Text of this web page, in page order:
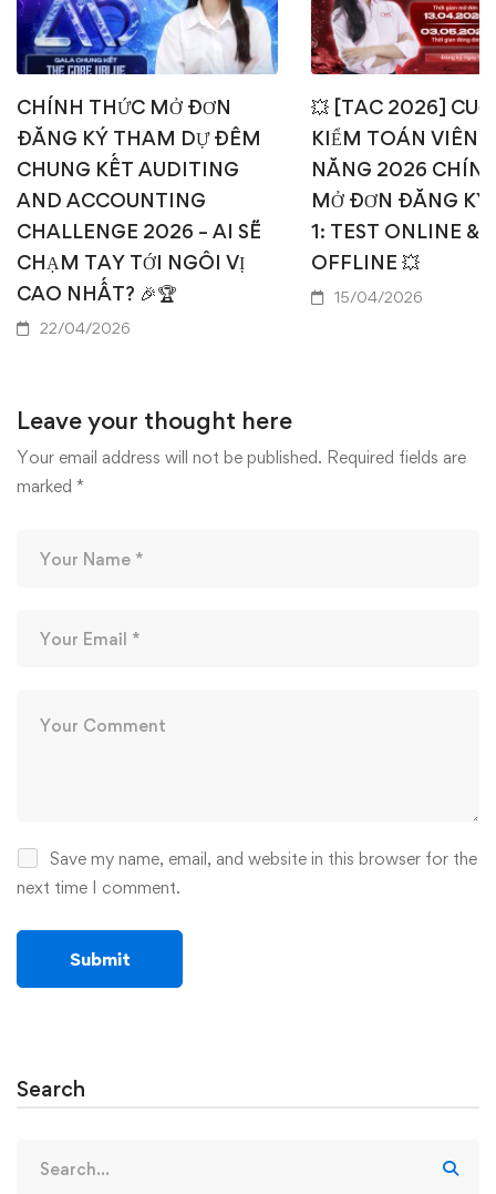
CHÍNH THỨC MỞ ĐƠN
ĐĂNG KÝ THAM DỰ ĐÊM
CHUNG KẾT AUDITING
AND ACCOUNTING
CHALLENGE 2026 – AI SẼ
CHẠM TAY TỚI NGÔI VỊ
CAO NHẤT? 🎉🏆
22/04/2026
💥 [TAC 2026]
KIỂM TOÁN VIÊN
NĂNG 2026
MỞ ĐƠN ĐĂNG KÝ
1: TEST ONLINE &
OFFLINE 💥
15/04/2026
Leave your thought here
Your email address will not be published. Required fields are
marked *
Save my name, email, and website in this browser for the
next time I comment.
Search
for: